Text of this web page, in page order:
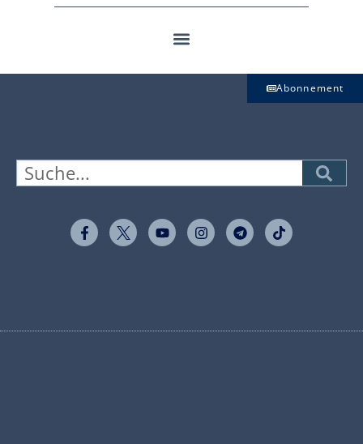
Abonnement